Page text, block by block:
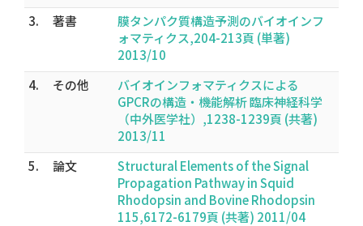
3.
著書
膜タンパク質構造予測のバイオインフ
ォマティクス,204-213頁 (単著)
2013/10
4.
その他
バイオインフォマティクスによる
GPCRの構造・機能解析 臨床神経科学
（中外医学社）,1238-1239頁 (共著)
2013/11
5.
論文
Structural Elements of the Signal
Propagation Pathway in Squid
Rhodopsin and Bovine Rhodopsin
115,6172-6179頁 (共著) 2011/04